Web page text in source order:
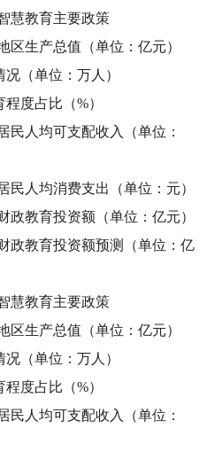
慧教育主要政策
区生产总值（单位：亿元）
（单位：万人）
度占比（%）
民人均可支配收入（单位：
民人均消费支出（单位：元）
政教育投资额（单位：亿元）
政教育投资额预测（单位：亿
慧教育主要政策
区生产总值（单位：亿元）
（单位：万人）
度占比（%）
民人均可支配收入（单位：